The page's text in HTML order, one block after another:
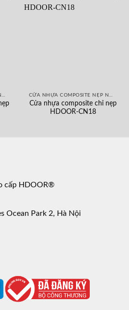
Cửa nhựa composite chỉ nẹp
HDOOR-CN18
cấp HDOOR®
Ocean Park 2, Hà Nội